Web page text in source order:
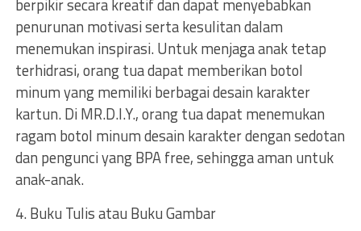
berpikir secara kreatif dan dapat menyebabkan
penurunan motivasi serta kesulitan dalam
menemukan inspirasi. Untuk menjaga anak tetap
terhidrasi, orang tua dapat memberikan botol
minum yang memiliki berbagai desain karakter
kartun. Di MR.D.I.Y., orang tua dapat menemukan
ragam botol minum desain karakter dengan sedotan
dan pengunci yang BPA free, sehingga aman untuk
anak-anak.
4. Buku Tulis atau Buku Gambar